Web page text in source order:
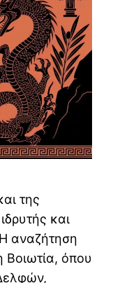
της
και
αναζήτηση
Βοιωτία, όπου